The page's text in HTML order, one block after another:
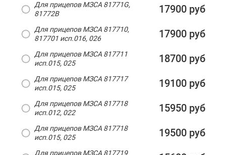
Для прицепов МЗСА 81771G,
81772B
17900 руб
Для прицепов МЗСА 817710,
817701 исп.016, 026
17900 руб
Для прицепов МЗСА 817711
исп.015, 025
18700 руб
Для прицепов МЗСА 817717
исп.015, 025
19100 руб
Для прицепов МЗСА 817718
исп.012, 022
15950 руб
Для прицепов МЗСА 817718
исп.015, 025
19500 руб
Для прицепов МЗСА 817719